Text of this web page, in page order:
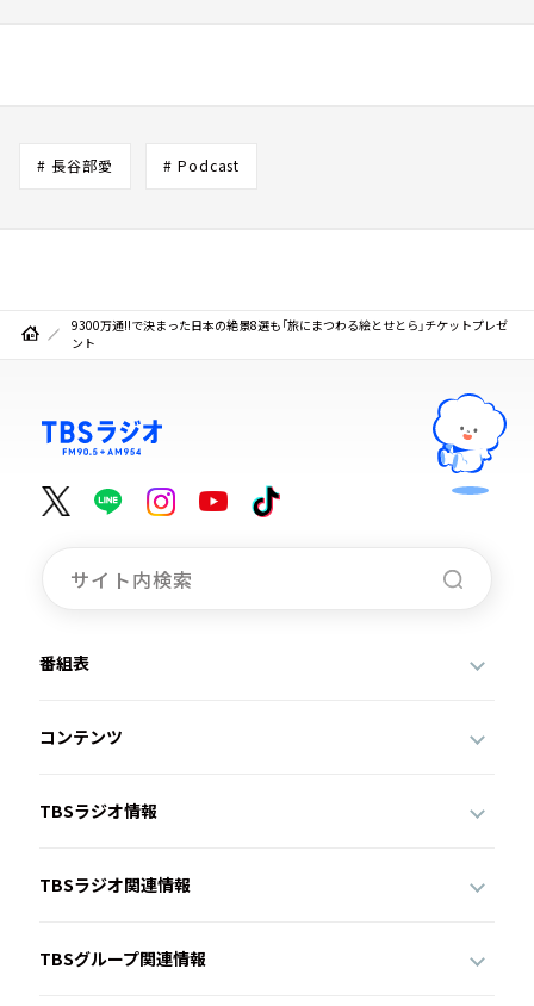
# 長谷部愛 # Podcast
9300万通!!で決まった日本の絶景8選も「旅にまつわる絵とせとら」チケットプレゼ
ント
番組表
コンテンツ
TBSラジオ情報
TBSラジオ関連情報
TBSグループ関連情報